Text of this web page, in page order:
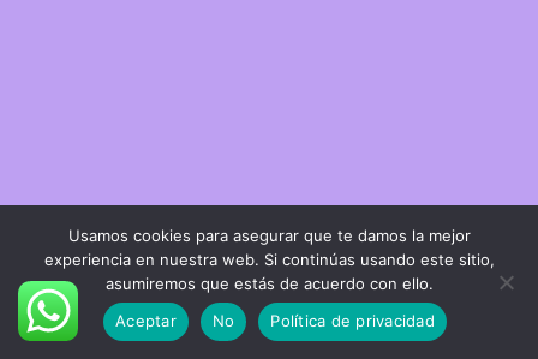
Usamos cookies para asegurar que te damos la mejor
experiencia en nuestra web. Si continúas usando este sitio,
asumiremos que estás de acuerdo con ello.
Aceptar
No Política de privacidad